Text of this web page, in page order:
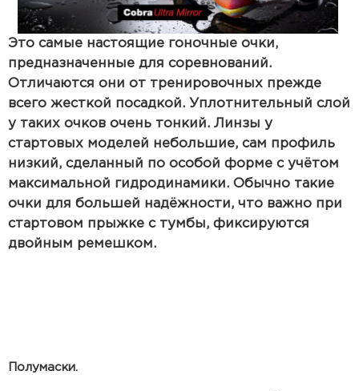
Это самые настоящие гоночные очки,
предназначенные для соревнований.
Отличаются они от тренировочных прежде
всего жесткой посадкой. Уплотнительный слой
у таких очков очень тонкий. Линзы у
стартовых моделей небольшие, сам профиль
низкий, сделанный по особой форме с учётом
максимальной гидродинамики. Обычно такие
очки для большей надёжности, что важно при
стартовом прыжке с тумбы, фиксируются
двойным ремешком.
Полумаски.